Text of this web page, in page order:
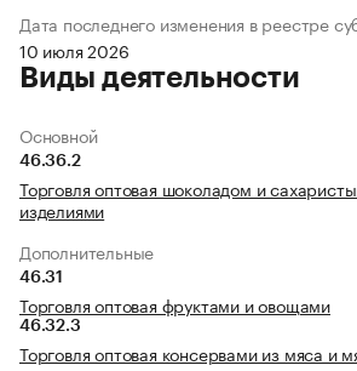
Дата последнего изменения в реестре
10 июля 2026
Виды деятельности
Основной
46.36.2
Торговля оптовая шоколадом и
изделиями
Дополнительные
46.31
Торговля оптовая фруктами и овощами
46.32.3
Торговля оптовая консервами из мяса и